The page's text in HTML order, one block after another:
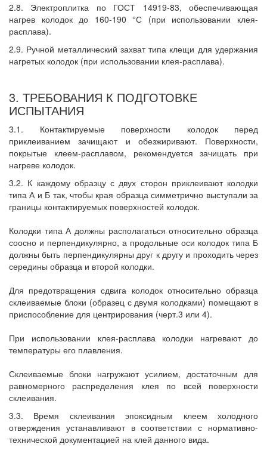
2.8. Электроплитка по ГОСТ 14919-83, обеспечивающая
нагрев колодок до 160-190 °С (при использовании клея-
расплава).
2.9. Ручной металлический захват типа клещи для удержания
нагретых колодок (при использовании клея-расплава).
3. ТРЕБОВАНИЯ К ПОДГОТОВКЕ
ИСПЫТАНИЯ
3.1. Контактируемые поверхности колодок перед
приклеиванием зачищают и обезжиривают. Поверхности,
покрытые клеем-расплавом, рекомендуется зачищать при
нагреве колодок.
3.2. К каждому образцу с двух сторон приклеивают колодки
типа А и Б так, чтобы края образца симметрично выступали за
границы контактируемых поверхностей колодок.
Колодки типа А должны располагаться относительно образца
соосно и перпендикулярно, а продольные оси колодок типа Б
должны быть перпендикулярны друг к другу и проходить через
середины образца и второй колодки.
Для предотвращения сдвига колодок относительно образца
склеиваемые блоки (образец с двумя колодками) помещают в
приспособление для центрирования (черт.3 или 4).
При использовании клея-расплава колодки нагревают до
температуры его плавления.
Склеиваемые блоки нагружают усилием, достаточным для
равномерного распределения клея по всей поверхности
склеивания.
3.3. Время склеивания эпоксидным клеем холодного
отверждения устанавливают в соответствии с нормативно-
технической документацией на клей данного вида.